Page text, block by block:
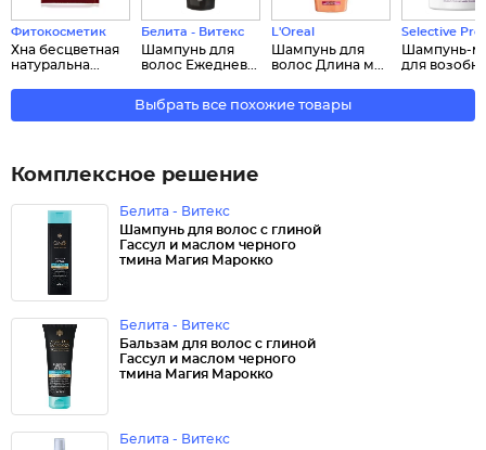
Фитокосметик
Хна бесцветная
натуральна...
Белита - Витекс
Шампунь для
волос Ежеднев...
L'Oreal
Шампунь для
волос Длина м...
Selective
Шампунь-
для
Выбрать все похожие товары
Комплексное решение
Белита - Витекс
Шампунь для волос с глиной
Гассул и маслом черного
тмина Магия Марокко
Белита - Витекс
Бальзам для волос с глиной
Гассул и маслом черного
тмина Магия Марокко
Белита - Витекс